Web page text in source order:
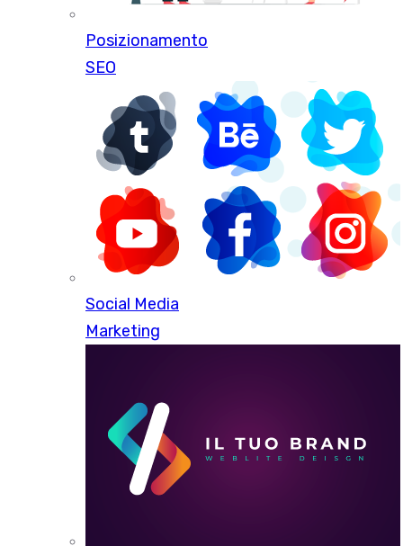
Posizionamento
SEO
Social Media
Marketing
150+clienti hanno già scelto il nostro
ecommerce PRO.